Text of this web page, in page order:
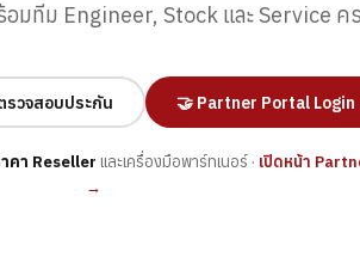
มทีม Engineer, Stock และ Service ค
รวจสอบประกัน 🤝 Partner Portal Login
คา Reseller และเครื่องมือพาร์ทเนอร์ · เปิดหน้า
→